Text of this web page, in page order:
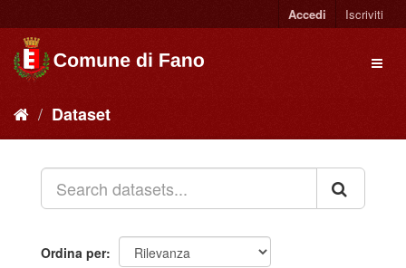
Accedi Iscriviti
Dataset
Ordina per